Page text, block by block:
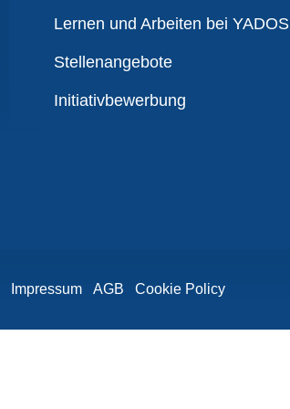
Übersicht
Lernen und Arbeiten bei YADOS
Stellenangebote
Initiativbewerbung
Impressum AGB Cookie Policy